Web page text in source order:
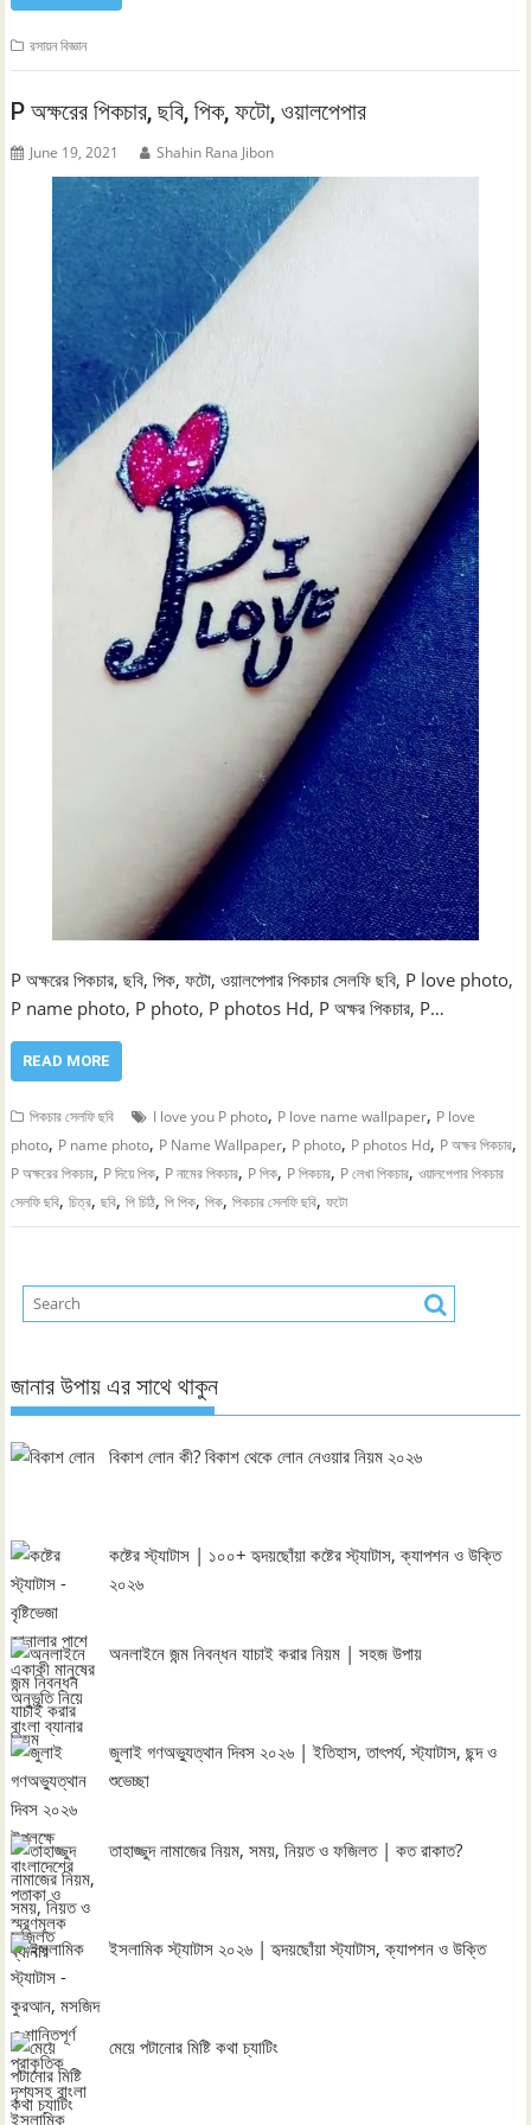
রসায়ন বিজ্ঞান
P অক্ষরের পিকচার, ছবি, পিক, ফটো, ওয়ালপেপার
June 19, 2021 Shahin Rana Jibon
P অক্ষরের পিকচার, ছবি, পিক, ফটো, ওয়ালপেপার পিকচার সেলফি ছবি, P love photo,
P name photo, P photo, P photos Hd, P অক্ষর পিকচার, P…
READ MORE
পিকচার সেলফি ছবি I love you P photo, P love name wallpaper, P love
photo, P name photo, P Name Wallpaper, P photo, P photos Hd, P অক্ষর পিকচার,
P অক্ষরের পিকচার, P দিয়ে পিক, P নামের পিকচার, P পিক, P পিকচার, P লেখা পিকচার,ওয়ালপেপার পিকচার
সেলফি ছবি,চিত্র,ছবি,পি চিঠি,পি পিক,পিক,পিকচার সেলফি ছবি,ফটো
জানার উপায় এর সাথে থাকুন
বিকাশ লোন কী? বিকাশ থেকে লোন নেওয়ার নিয়ম ২০২৬
কষ্টের স্ট্যাটাস | ১০০+ হৃদয়ছোঁয়া কষ্টের স্ট্যাটাস, ক্যাপশন ও উক্তি
২০২৬
অনলাইনে জন্ম নিবন্ধন যাচাই করার নিয়ম | সহজ উপায়
জুলাই গণঅভ্যুত্থান দিবস ২০২৬ | ইতিহাস, তাৎপর্য, স্ট্যাটাস, ছন্দ ও
শুভেচ্ছা
তাহাজ্জুদ নামাজের নিয়ম, সময়, নিয়ত ও ফজিলত | কত রাকাত?
ইসলামিক স্ট্যাটাস ২০২৬ | হৃদয়ছোঁয়া স্ট্যাটাস, ক্যাপশন ও উক্তি
মেয়ে পটানোর মিষ্টি কথা চ্যাটিং